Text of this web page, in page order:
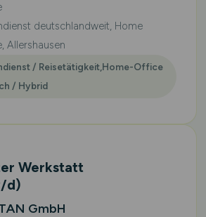
deutschlandweit, Home
Allershausen
/ Reisetätigkeit,Home-Office
/ Hybrid
Werkstatt
d)
GmbH